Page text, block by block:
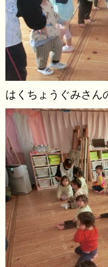
はくちょうぐみさん